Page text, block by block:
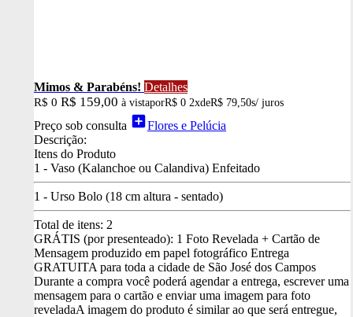
Mimos & Parabéns! Detalhes
R$ 0 R$ 159,00 à vistaporR$ 0 2xdeR$ 79,50s/ juros
Preço sob consulta add_boxFlores e Pelúcia
Descrição:
Itens do Produto
1 - Vaso (Kalanchoe ou Calandiva) Enfeitado
1 - Urso Bolo (18 cm altura - sentado)
Total de itens: 2
GRÁTIS (por presenteado): 1 Foto Revelada + Cartão de
Mensagem produzido em papel fotográfico Entrega
GRATUITA para toda a cidade de São José dos Campos
Durante a compra você poderá agendar a entrega, escrever uma
mensagem para o cartão e enviar uma imagem para foto
reveladaA imagem do produto é similar ao que será entregue,